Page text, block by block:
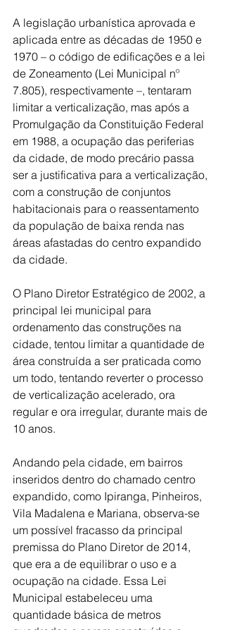
A legislação urbanística aprovada e
aplicada entre as décadas de 1950 e
1970 – o código de edificações e a lei
de Zoneamento (Lei Municipal nº
7.805), respectivamente –, tentaram
limitar a verticalização, mas após a
Promulgação da Constituição Federal
em 1988, a ocupação das periferias
da cidade, de modo precário passa
ser a justificativa para a verticalização,
com a construção de conjuntos
habitacionais para o reassentamento
da população de baixa renda nas
áreas afastadas do centro expandido
da cidade.
O Plano Diretor Estratégico de 2002, a
principal lei municipal para
ordenamento das construções na
cidade, tentou limitar a quantidade de
área construída a ser praticada como
um todo, tentando reverter o processo
de verticalização acelerado, ora
regular e ora irregular, durante mais de
10 anos.
Andando pela cidade, em bairros
inseridos dentro do chamado centro
expandido, como Ipiranga, Pinheiros,
Vila Madalena e Mariana, observa-se
um possível fracasso da principal
premissa do Plano Diretor de 2014,
que era a de equilibrar o uso e a
ocupação na cidade. Essa Lei
Municipal estabeleceu uma
quantidade básica de metros